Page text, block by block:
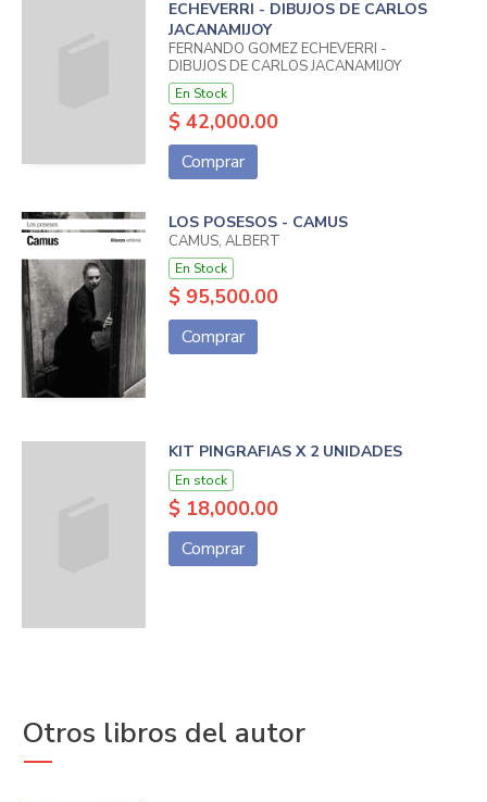
ECHEVERRI - DIBUJOS DE CARLOS
JACANAMIJOY
FERNANDO GOMEZ ECHEVERRI -
DIBUJOS DE CARLOS JACANAMIJOY
En Stock
$ 42,000.00
Comprar
LOS POSESOS - CAMUS
CAMUS, ALBERT
En Stock
$ 95,500.00
Comprar
KIT PINGRAFIAS X 2 UNIDADES
En stock
$ 18,000.00
Comprar
Otros libros del autor